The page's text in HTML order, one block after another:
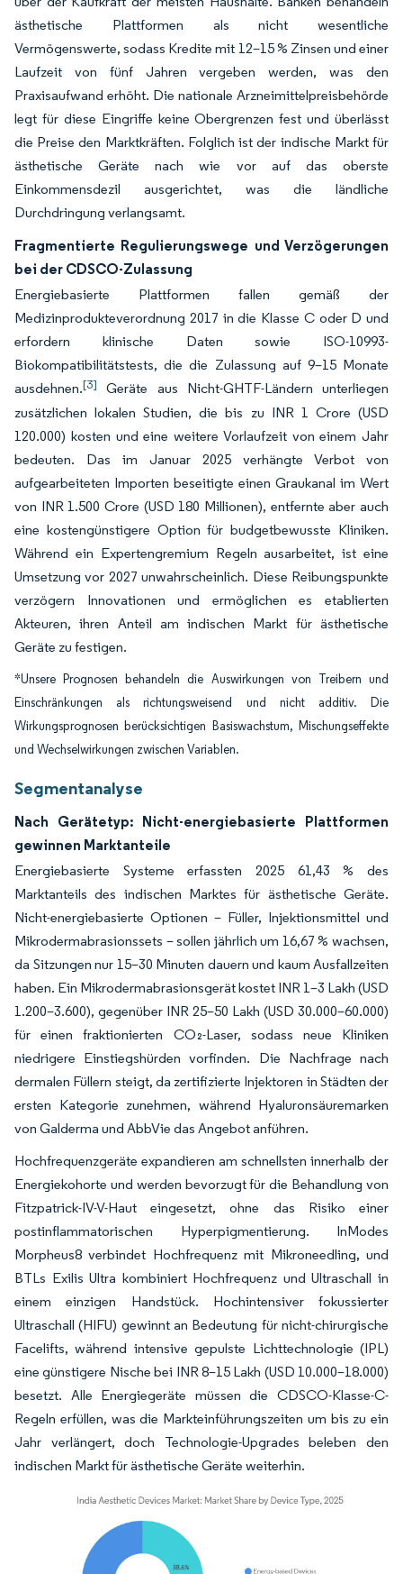
ästhetische Plattformen als nicht wesentliche
Vermögenswerte, sodass Kredite mit 12–15 % Zinsen und einer
Laufzeit von fünf Jahren vergeben werden, was den
Praxisaufwand erhöht. Die nationale Arzneimittelpreisbehörde
legt für diese Eingriffe keine Obergrenzen fest und überlässt
die Preise den Marktkräften. Folglich ist der indische Markt für
ästhetische Geräte nach wie vor auf das oberste
Einkommensdezil ausgerichtet, was die ländliche
Durchdringung verlangsamt.
Fragmentierte Regulierungswege und Verzögerungen
bei der CDSCO-Zulassung
Energiebasierte Plattformen fallen gemäß der
Medizinprodukteverordnung 2017 in die Klasse C oder D und
erfordern klinische Daten sowie ISO-10993-
Biokompatibilitätstests, die die Zulassung auf 9–15 Monate
ausdehnen.[3]
Geräte aus Nicht-GHTF-Ländern unterliegen
zusätzlichen lokalen Studien, die bis zu INR 1 Crore (USD
120.000) kosten und eine weitere Vorlaufzeit von einem Jahr
bedeuten. Das im Januar 2025 verhängte Verbot von
aufgearbeiteten Importen beseitigte einen Graukanal im Wert
von INR 1.500 Crore (USD 180 Millionen), entfernte aber auch
eine kostengünstigere Option für budgetbewusste Kliniken.
Während ein Expertengremium Regeln ausarbeitet, ist eine
Umsetzung vor 2027 unwahrscheinlich. Diese Reibungspunkte
verzögern Innovationen und ermöglichen es etablierten
Akteuren, ihren Anteil am indischen Markt für ästhetische
Geräte zu festigen.
*Unsere Prognosen behandeln die Auswirkungen von Treibern und
Einschränkungen als richtungsweisend und nicht additiv. Die
Wirkungsprognosen berücksichtigen Basiswachstum, Mischungseffekte
und Wechselwirkungen zwischen Variablen.
Segmentanalyse
Nach Gerätetyp: Nicht-energiebasierte Plattformen
gewinnen Marktanteile
Energiebasierte Systeme erfassten 2025 61,43 % des
Marktanteils des indischen Marktes für ästhetische Geräte.
Nicht-energiebasierte Optionen – Füller, Injektionsmittel und
Mikrodermabrasionssets – sollen jährlich um 16,67 % wachsen,
da Sitzungen nur 15–30 Minuten dauern und kaum Ausfallzeiten
haben. Ein Mikrodermabrasionsgerät kostet INR 1–3 Lakh (USD
1.200–3.600), gegenüber INR 25–50 Lakh (USD 30.000–60.000)
für einen fraktionierten CO₂-Laser, sodass neue Kliniken
niedrigere Einstiegshürden vorfinden. Die Nachfrage nach
dermalen Füllern steigt, da zertifizierte Injektoren in Städten der
ersten Kategorie zunehmen, während Hyaluronsäuremarken
von Galderma und AbbVie das Angebot anführen.
Hochfrequenzgeräte expandieren am schnellsten innerhalb der
Energiekohorte und werden bevorzugt für die Behandlung von
Fitzpatrick-IV-V-Haut eingesetzt, ohne das Risiko einer
postinflammatorischen Hyperpigmentierung. InModes
Morpheus8 verbindet Hochfrequenz mit Mikroneedling, und
BTLs Exilis Ultra kombiniert Hochfrequenz und Ultraschall in
einem einzigen Handstück. Hochintensiver fokussierter
Ultraschall (HIFU) gewinnt an Bedeutung für nicht-chirurgische
Facelifts, während intensive gepulste Lichttechnologie (IPL)
eine günstigere Nische bei INR 8–15 Lakh (USD 10.000–18.000)
besetzt. Alle Energiegeräte müssen die CDSCO-Klasse-C-
Regeln erfüllen, was die Markteinführungszeiten um bis zu ein
Jahr verlängert, doch Technologie-Upgrades beleben den
indischen Markt für ästhetische Geräte weiterhin.